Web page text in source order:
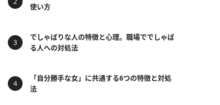
使い方
でしゃばりな人の特徴と心理。職場ででしゃば
る人への対処法
「自分勝手な女」に共通する6つの特徴と対処
法